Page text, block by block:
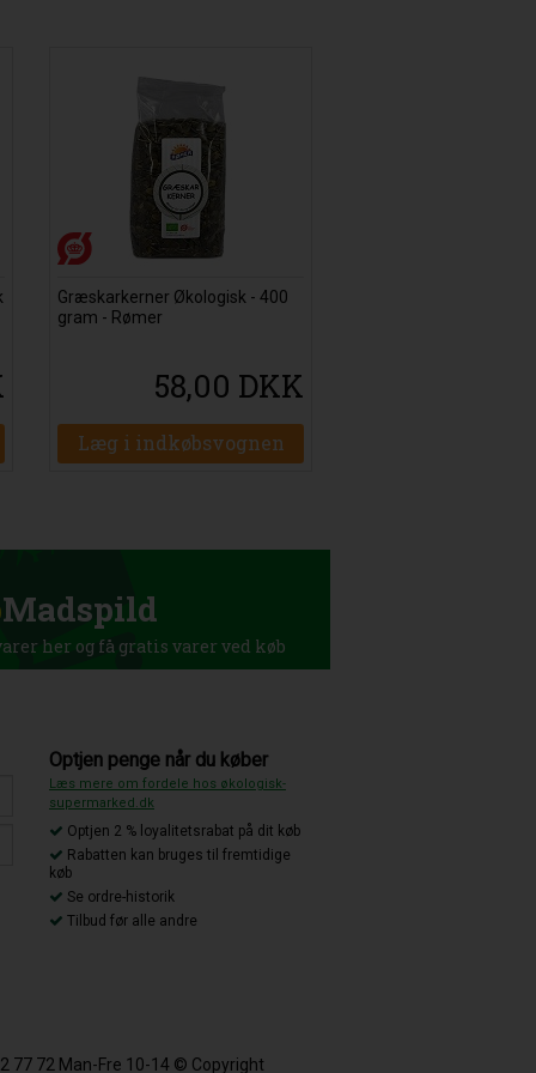
Græskarkerner Økologisk - 400
gram - Rømer
58,00 DKK
Læg i indkøbsvognen
Madspild
her og få gratis varer ved køb
Optjen penge når du køber
Læs mere om fordele hos økologisk-
supermarked.dk
Optjen 2 % loyalitetsrabat på dit køb
Rabatten kan bruges til fremtidige
køb
Se ordre-historik
Tilbud før alle andre
77 72 Man-Fre 10-14 © Copyright